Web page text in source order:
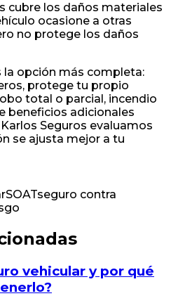
cubre los daños materiales
ocasione a otras
no protege los daños
la opción más completa:
protege tu propio
total o parcial, incendio
beneficios adicionales
Seguros evaluamos
se ajusta mejor a tu
SOATseguro contra
vehicular y por qué